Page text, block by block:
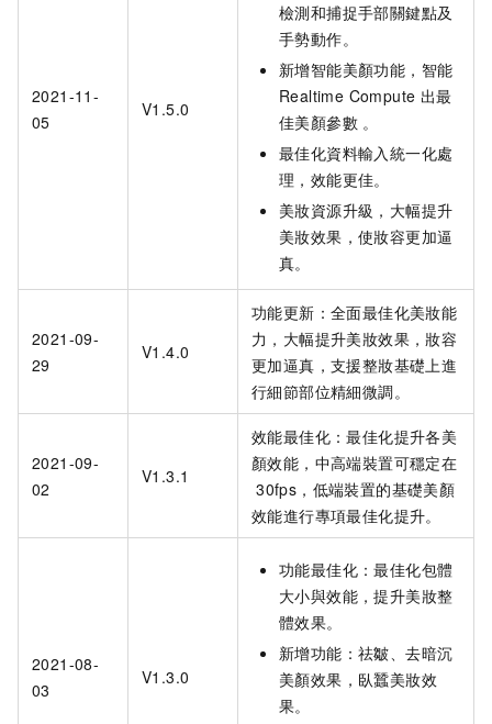
2021-11-
05
V1.5.0
檢測和捕捉手部關鍵點及
手勢動作。
新增智能美顏功能，智能
Realtime Compute 出最
佳美顏參數 。
最佳化資料輸入統一化處
理，效能更佳。
美妝資源升級，大幅提升
美妝效果，使妝容更加逼
真。
2021-09-
29
V1.4.0
功能更新：全面最佳化美妝能
力，大幅提升美妝效果，妝容
更加逼真，支援整妝基礎上進
行細節部位精細微調。
2021-09-
02
V1.3.1
效能最佳化：最佳化提升各美
顏效能，中高端裝置可穩定在
30fps，低端裝置的基礎美顏
效能進行專項最佳化提升。
2021-08-
03
V1.3.0
功能最佳化：最佳化包體
大小與效能，提升美妝整
體效果。
新增功能：祛皺、去暗沉
美顏效果，臥蠶美妝效
果。